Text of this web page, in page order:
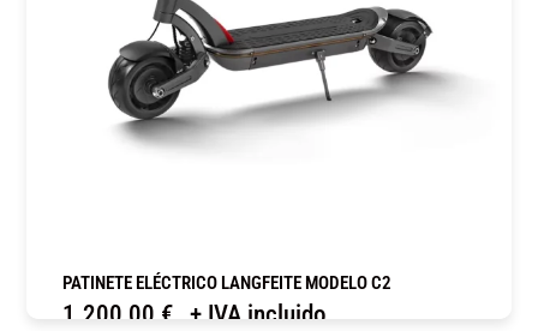
PATINETE ELÉCTRICO LANGFEITE MODELO C2
1.200,00 € + IVA incluido